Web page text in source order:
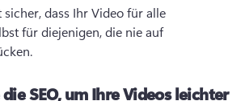
sicher, dass Ihr Video für alle
für diejenigen, die nie auf
SEO, um Ihre Videos leichter